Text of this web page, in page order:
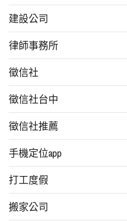
建設公司
律師事務所
徵信社
徵信社台中
徵信社推薦
手機定位app
打工度假
搬家公司